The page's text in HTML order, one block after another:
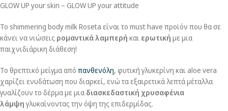
GLOW UP your skin – GLOW UP your attitude
Το shimmering body milk Roseta είναι το must have προϊόν που θα σε
κάνει να νιώσεις ρομαντικά λαμπερή και ερωτική με μια
παιχνιδιάρικη διάθεση!
Το θρεπτικό μείγμα από πανθενόλη, φυτική γλυκερίνη και aloe vera
χαρίζει ενυδάτωση που διαρκεί, ενώ τα εξαιρετικά λεπτά μέταλλα
γυαλίζουν το δέρμα με μια διασκεδαστική χρυσαφένια
λάμψηγλυκαίνοντας την όψη της επιδερμίδας.